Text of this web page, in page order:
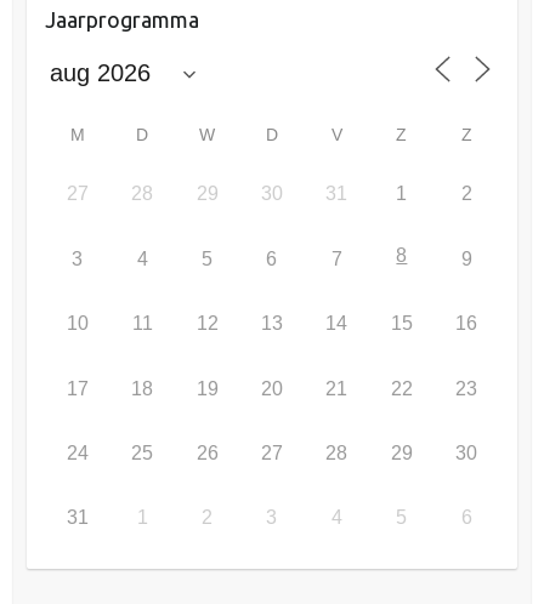
Jaarprogramma
M D W D V Z Z
27 28 29 30 31 1 2
3 4 5 6 7 8 9
10 11 12 13 14 15 16
17 18 19 20 21 22 23
24 25 26 27 28 29 30
31 1 2 3 4 5 6